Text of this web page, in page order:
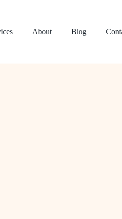
About Blog